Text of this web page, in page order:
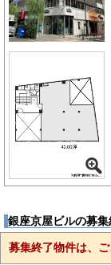
銀座京屋ビルの募
募集終了物件は、ご